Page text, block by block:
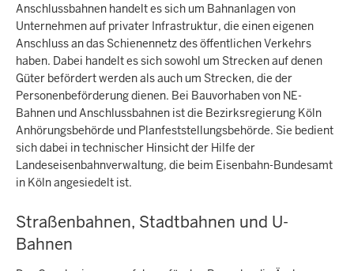
Anschlussbahnen handelt es sich um Bahnanlagen von
Unternehmen auf privater Infrastruktur, die einen eigenen
Anschluss an das Schienennetz des öffentlichen Verkehrs
haben. Dabei handelt es sich sowohl um Strecken auf denen
Güter befördert werden als auch um Strecken, die der
Personenbeförderung dienen. Bei Bauvorhaben von NE-
Bahnen und Anschlussbahnen ist die Bezirksregierung Köln
Anhörungsbehörde und Planfeststellungsbehörde. Sie bedient
sich dabei in technischer Hinsicht der Hilfe der
Landeseisenbahnverwaltung, die beim Eisenbahn-Bundesamt
in Köln angesiedelt ist.
Straßenbahnen, Stadtbahnen und U-
Bahnen